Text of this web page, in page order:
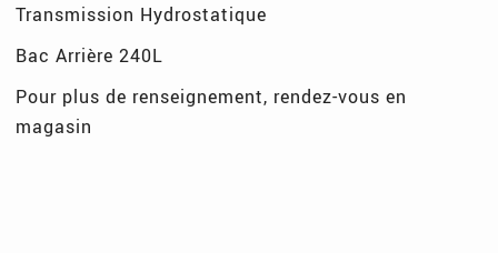
Transmission Hydrostatique
Bac Arrière 240L
Pour plus de renseignement, rendez-vous en
magasin